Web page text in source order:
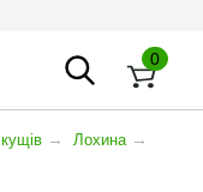
0
→ Лохина →